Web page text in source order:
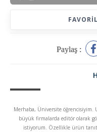
Paylaş :
Merhaba, Üniversite öğrencisiyim.
büyük firmalarda editör olarak
istiyorum. Özellikle ürün